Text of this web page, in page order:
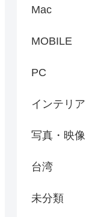
Mac
MOBILE
PC
インテリア
写真・映像
台湾
未分類